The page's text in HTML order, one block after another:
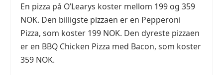
En pizza på O’Learys koster mellom 199 og 359
NOK. Den billigste pizzaen er en Pepperoni
Pizza, som koster 199 NOK. Den dyreste pizzaen
er en BBQ Chicken Pizza med Bacon, som koster
359 NOK.